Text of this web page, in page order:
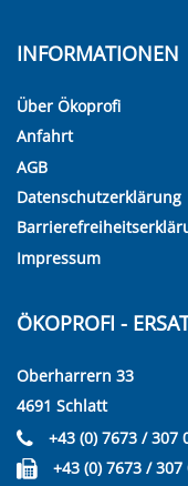
INFORMATIONEN
Über Ökoprofi
Anfahrt
AGB
Datenschutzerklärung
Impressum
ÖKOPROFI -
Oberharrern 33
4691 Schlatt
+43 (0) 7673 / 307
+43 (0) 7673 / 307